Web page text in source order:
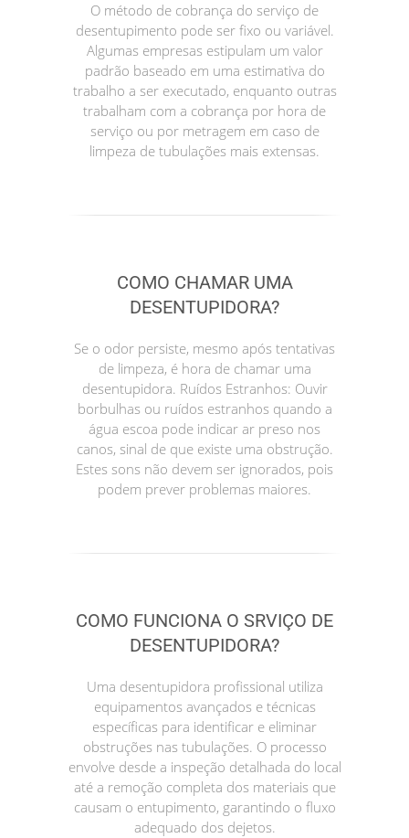
O método de cobrança do serviço de
desentupimento pode ser fixo ou variável.
Algumas empresas estipulam um valor
padrão baseado em uma estimativa do
trabalho a ser executado, enquanto outras
trabalham com a cobrança por hora de
serviço ou por metragem em caso de
limpeza de tubulações mais extensas.
COMO CHAMAR UMA
DESENTUPIDORA?
Se o odor persiste, mesmo após tentativas
de limpeza, é hora de chamar uma
desentupidora. Ruídos Estranhos: Ouvir
borbulhas ou ruídos estranhos quando a
água escoa pode indicar ar preso nos
canos, sinal de que existe uma obstrução.
Estes sons não devem ser ignorados, pois
podem prever problemas maiores.
COMO FUNCIONA O SRVIÇO DE
DESENTUPIDORA?
Uma desentupidora profissional utiliza
equipamentos avançados e técnicas
específicas para identificar e eliminar
obstruções nas tubulações. O processo
envolve desde a inspeção detalhada do local
até a remoção completa dos materiais que
causam o entupimento, garantindo o fluxo
adequado dos dejetos.